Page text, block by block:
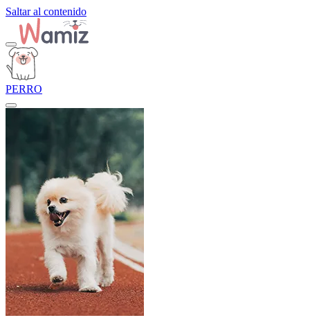
Saltar al contenido
PERRO